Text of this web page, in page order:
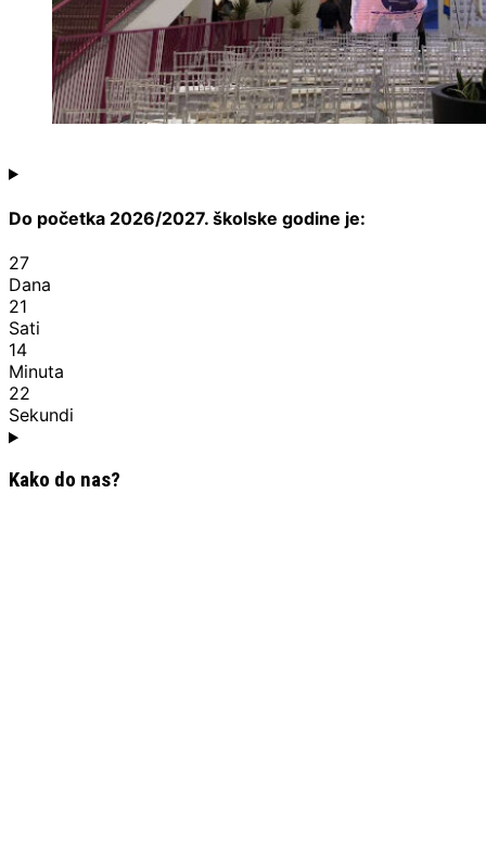
Do početka 2026/2027. školske godine je:
27
Dana
21
Sati
14
Minuta
21
Sekundi
Kako do nas?